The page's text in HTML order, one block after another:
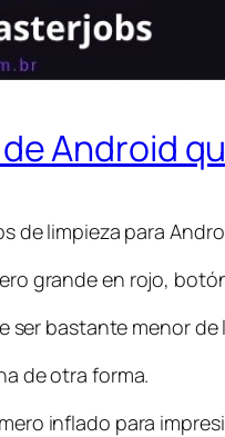
Android
de limpieza para
grande en rojo,
ser bastante menor
de otra forma.
inflado para